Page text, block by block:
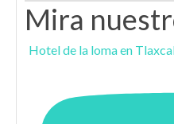
Mira
Hotel de la loma en